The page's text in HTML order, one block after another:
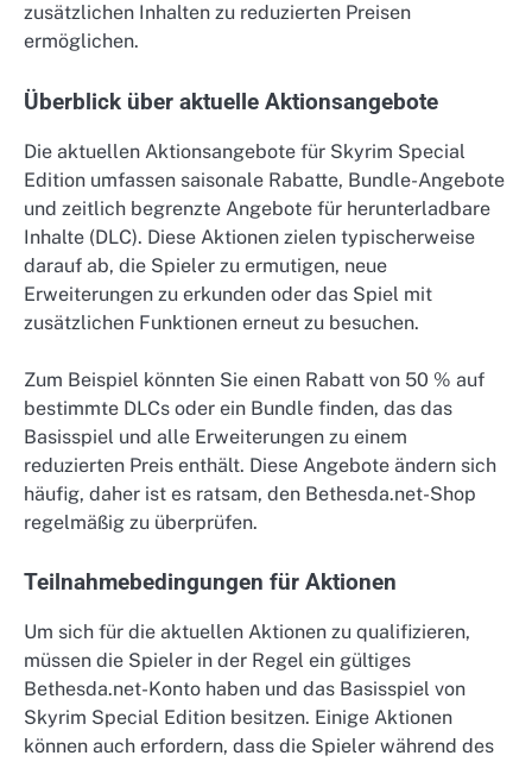
zusätzlichen Inhalten zu reduzierten Preisen
ermöglichen.
Überblick über aktuelle Aktionsangebote
Die aktuellen Aktionsangebote für Skyrim Special
Edition umfassen saisonale Rabatte, Bundle-Angebote
und zeitlich begrenzte Angebote für herunterladbare
Inhalte (DLC). Diese Aktionen zielen typischerweise
darauf ab, die Spieler zu ermutigen, neue
Erweiterungen zu erkunden oder das Spiel mit
zusätzlichen Funktionen erneut zu besuchen.
Zum Beispiel könnten Sie einen Rabatt von 50 % auf
bestimmte DLCs oder ein Bundle finden, das das
Basisspiel und alle Erweiterungen zu einem
reduzierten Preis enthält. Diese Angebote ändern sich
häufig, daher ist es ratsam, den Bethesda.net-Shop
regelmäßig zu überprüfen.
Teilnahmebedingungen für Aktionen
Um sich für die aktuellen Aktionen zu qualifizieren,
müssen die Spieler in der Regel ein gültiges
Bethesda.net-Konto haben und das Basisspiel von
Skyrim Special Edition besitzen. Einige Aktionen
können auch erfordern, dass die Spieler während des